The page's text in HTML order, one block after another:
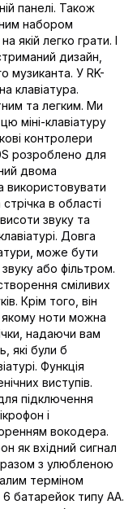
панелі. Також
набором
якій легко грати. І
дизайн,
музиканта. У RK-
клавіатура.
та легким. Ми
міні-клавіатуру
контролери
розроблено для
двома
використовувати
в області
звуку та
Довга
може бути
або фільтром.
сміливих
Крім того, він
якому ноти можна
надаючи вам
які були б
Функція
виступів.
підключення
і
вокодера.
як вхідний сигнал
разом з улюбленою
терміном
батарейок типу АА.